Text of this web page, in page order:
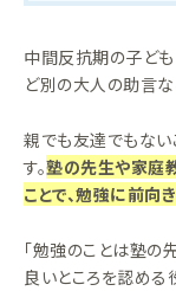
中間反抗期の子ど
ど別の大人の助言な
親でも友達でもない
す。塾の先生や家庭
ことで、勉強に前向
「勉強のことは塾の
良いところを認める